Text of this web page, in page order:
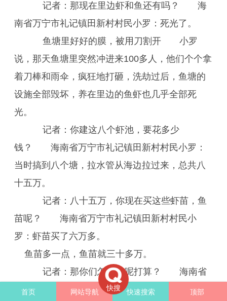
记者：那现在里边虾和鱼还有吗？ 海
南省万宁市礼记镇田新村村民小罗：死光了。
鱼塘里好好的膜，被用刀割开 小罗
说，那天鱼塘里突然冲进来100多人，他们个个拿
着刀棒和雨伞，疯狂地打砸，洗劫过后，鱼塘的
设施全部毁坏，养在里边的鱼虾也几乎全部死
光。
记者：你建这八个虾池，要花多少
钱？ 海南省万宁市礼记镇田新村村民小罗：
当时搞到八个塘，拉水管从海边拉过来，总共八
十五万。
记者：八十五万，你现在买这些虾苗，鱼
苗呢？ 海南省万宁市礼记镇田新村村民小
罗：虾苗买了六万多。
鱼苗多一点，鱼苗就三十多万。
记者：那你们怎么办呢打算？ 海南省
日月湾村民小罗：我们也要搬走了，没办法。
快搜
首页 网站导航 快速搜索 顶部